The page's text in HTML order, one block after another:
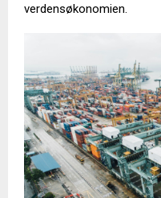
verdensøkonomien.